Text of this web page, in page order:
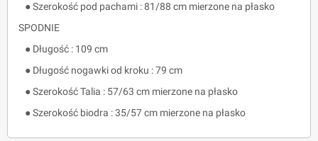
● Szerokość pod pachami : 81/88 cm mierzone na płasko
SPODNIE
● Długość : 109 cm
● Długość nogawki od kroku : 79 cm
● Szerokość Talia : 57/63 cm mierzone na płasko
● Szerokość biodra : 35/57 cm mierzone na płasko